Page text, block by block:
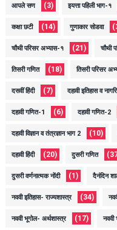
आपले सण (3) इयत्ता पहिली भाग-१
कक्षा छटी (14) गुणाकार सोडवा
चौथी परिसर अभ्यास-१ (21) चौथी
तिसरी गणित (18) तिसरी परिसर
दसवीं हिंदी (7) दहावी इतिहास व
दहावी गणित-1 (6) दहावी गणित-2
दहावी विज्ञान व तंत्रज्ञान भाग 2 (10)
दहावी हिंदी (20) दुसरी गणित
दुसरी वर्णनात्मक नोंदी (1) दैनंदिन
नववी इतिहास- राज्यशास्त्र (34)
नववी भूगोल- अर्थशास्त्र (17) नववी